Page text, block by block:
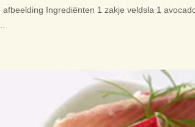
afbeelding Ingrediënten 1 zakje veldsla 1